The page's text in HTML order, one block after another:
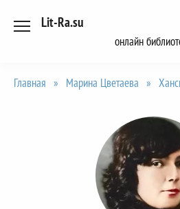
Lit-Ra.su
онлайн
Главная » Марина Цветаева »